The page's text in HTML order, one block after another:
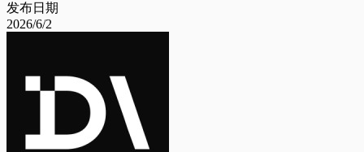
发布日期
2026/6/2